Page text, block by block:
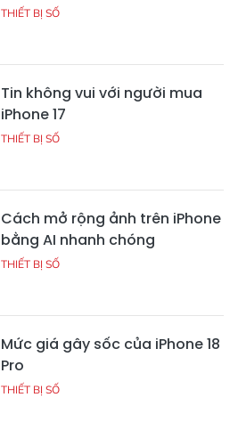
THIẾT BỊ SỐ
Tin không vui với người mua
iPhone 17
THIẾT BỊ SỐ
Cách mở rộng ảnh trên iPhone
bằng AI nhanh chóng
THIẾT BỊ SỐ
Mức giá gây sốc của iPhone 18
Pro
THIẾT BỊ SỐ